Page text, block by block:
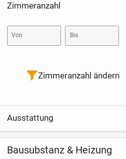
Zimmeranzahl
Von Bis
Zimmeranzahl ändern
Ausstattung
Bausubstanz & Heizung